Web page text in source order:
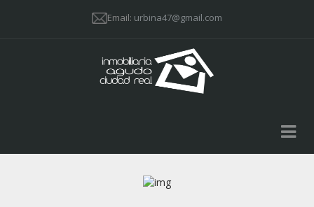
Email: urbina47@gmail.com